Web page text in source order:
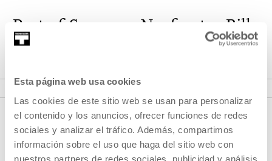
Esta página web usa cookies
Las cookies de este sitio web se usan para personalizar
el contenido y los anuncios, ofrecer funciones de redes
sociales y analizar el tráfico. Además, compartimos
información sobre el uso que haga del sitio web con
nuestros partners de redes sociales, publicidad y análisis
Part of Seasons: Nosferatu: Billy
Wilder